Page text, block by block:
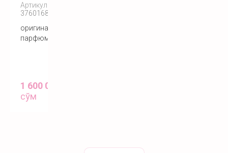
Артикул:
3760168591129
оригинальный
парфюм
1 600 000
сўм